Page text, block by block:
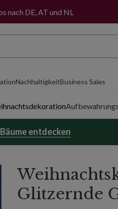
nach DE, AT und NL
NachhaltigkeitBusiness Sales
Bäume entdecken
Glitzernde